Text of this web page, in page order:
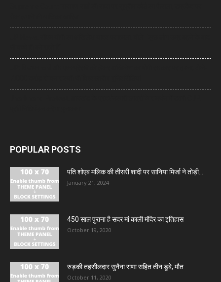
POPULAR POSTS
पति शोएब मलिक की तीसरी शादी पर सानिया मिर्जा ने तोड़ी...
January 21, 2024
450 साल पुराना है सदर मां काली मंदिर का इतिहास
October 19, 2020
रुड़की तहसीलदार सुनैना राणा सहित तीन डूबे, मौत
October 11, 2020